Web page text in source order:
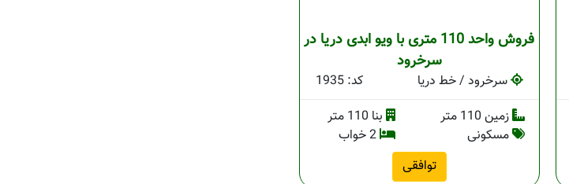
فروش واحد 110 متری با ویو ابدی دریا در
سرخرود
سرخرود / خط دریا
کد: 1935
زمین 110 متر
بنا 110 متر
مسکونی
2 خواب
توافقی